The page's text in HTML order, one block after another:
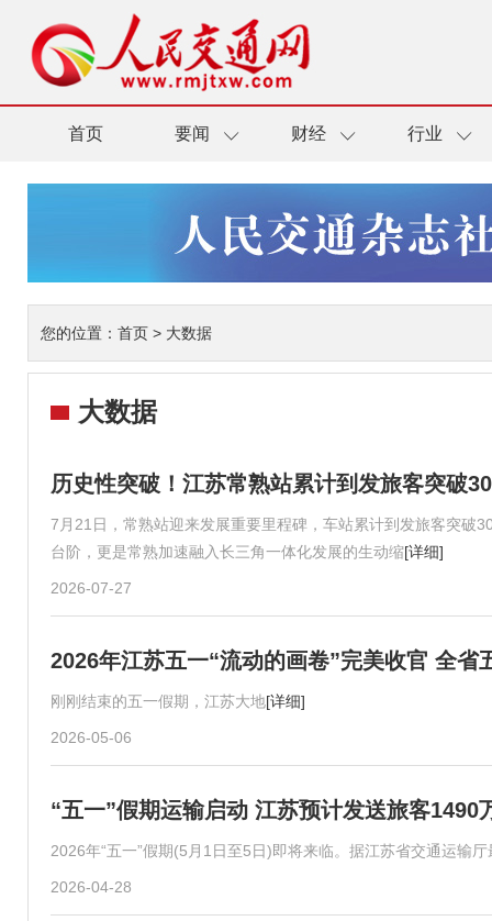
首页 要闻 财经 行业
您的位置： 首页 > 大数据
大数据
历史性突破！江苏常熟站累计到发旅客突破
7月21日，常熟站迎来发展重要里程碑，车站累计到发旅客突破
台阶，更是常熟加速融入长三角一体化发展的生动缩[详细]
2026-07-27
2026年江苏五一“流动的画卷”完美收官 全
刚刚结束的五一假期，江苏大地[详细]
2026-05-06
“五一”假期运输启动 江苏预计发送旅客1490
2026年“五一”假期(5月1日至5日)即将来临。据江苏省交通运输
2026-04-28